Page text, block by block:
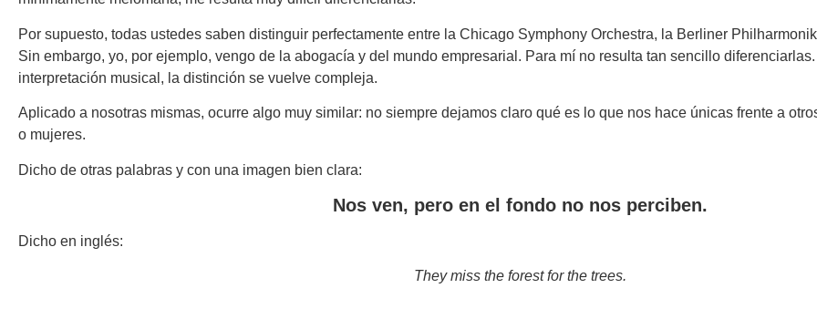
Por supuesto, todas ustedes saben distinguir perfectamente entre la Chicago Symphony Orchestra, la Berliner
Sin embargo, yo, por ejemplo, vengo de la abogacía y del mundo empresarial. Para mí no resulta tan sencillo
interpretación musical, la distinción se vuelve compleja.
Aplicado a nosotras mismas, ocurre algo muy similar: no siempre dejamos claro qué es lo que nos hace únicas frente a
o mujeres.
Dicho de otras palabras y con una imagen bien clara:
Nos ven, pero en el fondo no nos perciben.
Dicho en inglés:
They miss the forest for the trees.